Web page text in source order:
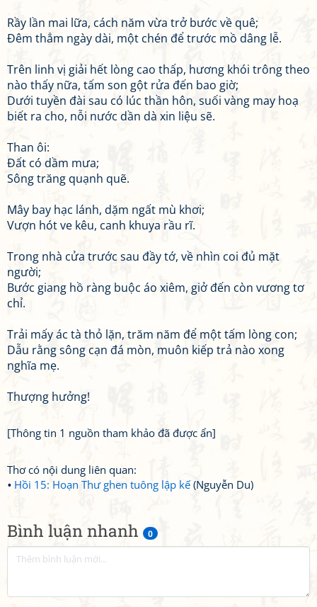
Bình luận nhanh 0
Rầy lần mai lữa, cách năm vừa trở bước về quê;
Đêm thẳm ngày dài, một chén để trước mồ dâng lễ.
Trên linh vị giải hết lòng cao thấp, hương khói trông theo
nào thấy nữa, tấm son gột rửa đến bao giờ;
Dưới tuyền đài sau có lúc thần hôn, suối vàng may hoạ
biết ra cho, nỗi nước dần dà xin liệu sẽ.
Than ôi:
Đất có dầm mưa;
Sông trăng quạnh quẽ.
Mây bay hạc lánh, dặm ngất mù khơi;
Vượn hót ve kêu, canh khuya rầu rĩ.
Trong nhà cửa trước sau đầy tớ, về nhìn coi đủ mặt
người;
Bước giang hồ ràng buộc áo xiêm, giở đến còn vương tơ
chỉ.
Trải mấy ác tà thỏ lặn, trăm năm để một tấm lòng con;
Dẫu rằng sông cạn đá mòn, muôn kiếp trả nào xong
nghĩa mẹ.
Thượng hưởng!
[Thông tin 1 nguồn tham khảo đã được ẩn]
Thơ có nội dung liên quan:
Hồi 15: Hoạn Thư ghen tuông lập kế (Nguyễn Du)